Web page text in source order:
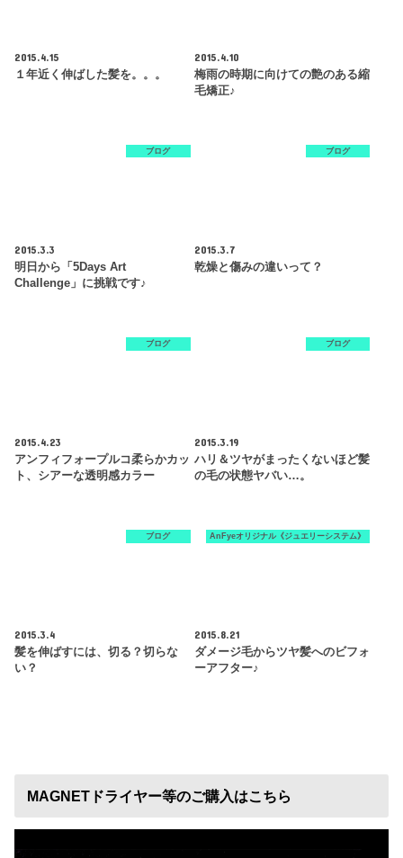
2015.4.15
１年近く伸ばした髪を。。。
2015.4.10
梅雨の時期に向けての艶のある縮
毛矯正♪
ブログ
2015.3.3
明日から「5Days Art
Challenge」に挑戦です♪
ブログ
2015.3.7
乾燥と傷みの違いって？
ブログ
2015.4.23
アンフィフォープルコ柔らかカッ
ト、シアーな透明感カラー
ブログ
2015.3.19
ハリ＆ツヤがまったくないほど髪
の毛の状態ヤバい…。
ブログ
2015.3.4
髪を伸ばすには、切る？切らな
い？
AnFyeオリジナル《ジュエリーシステム》
2015.8.21
ダメージ毛からツヤ髪へのビフォ
ーアフター♪
MAGNETドライヤー等のご購入はこちら